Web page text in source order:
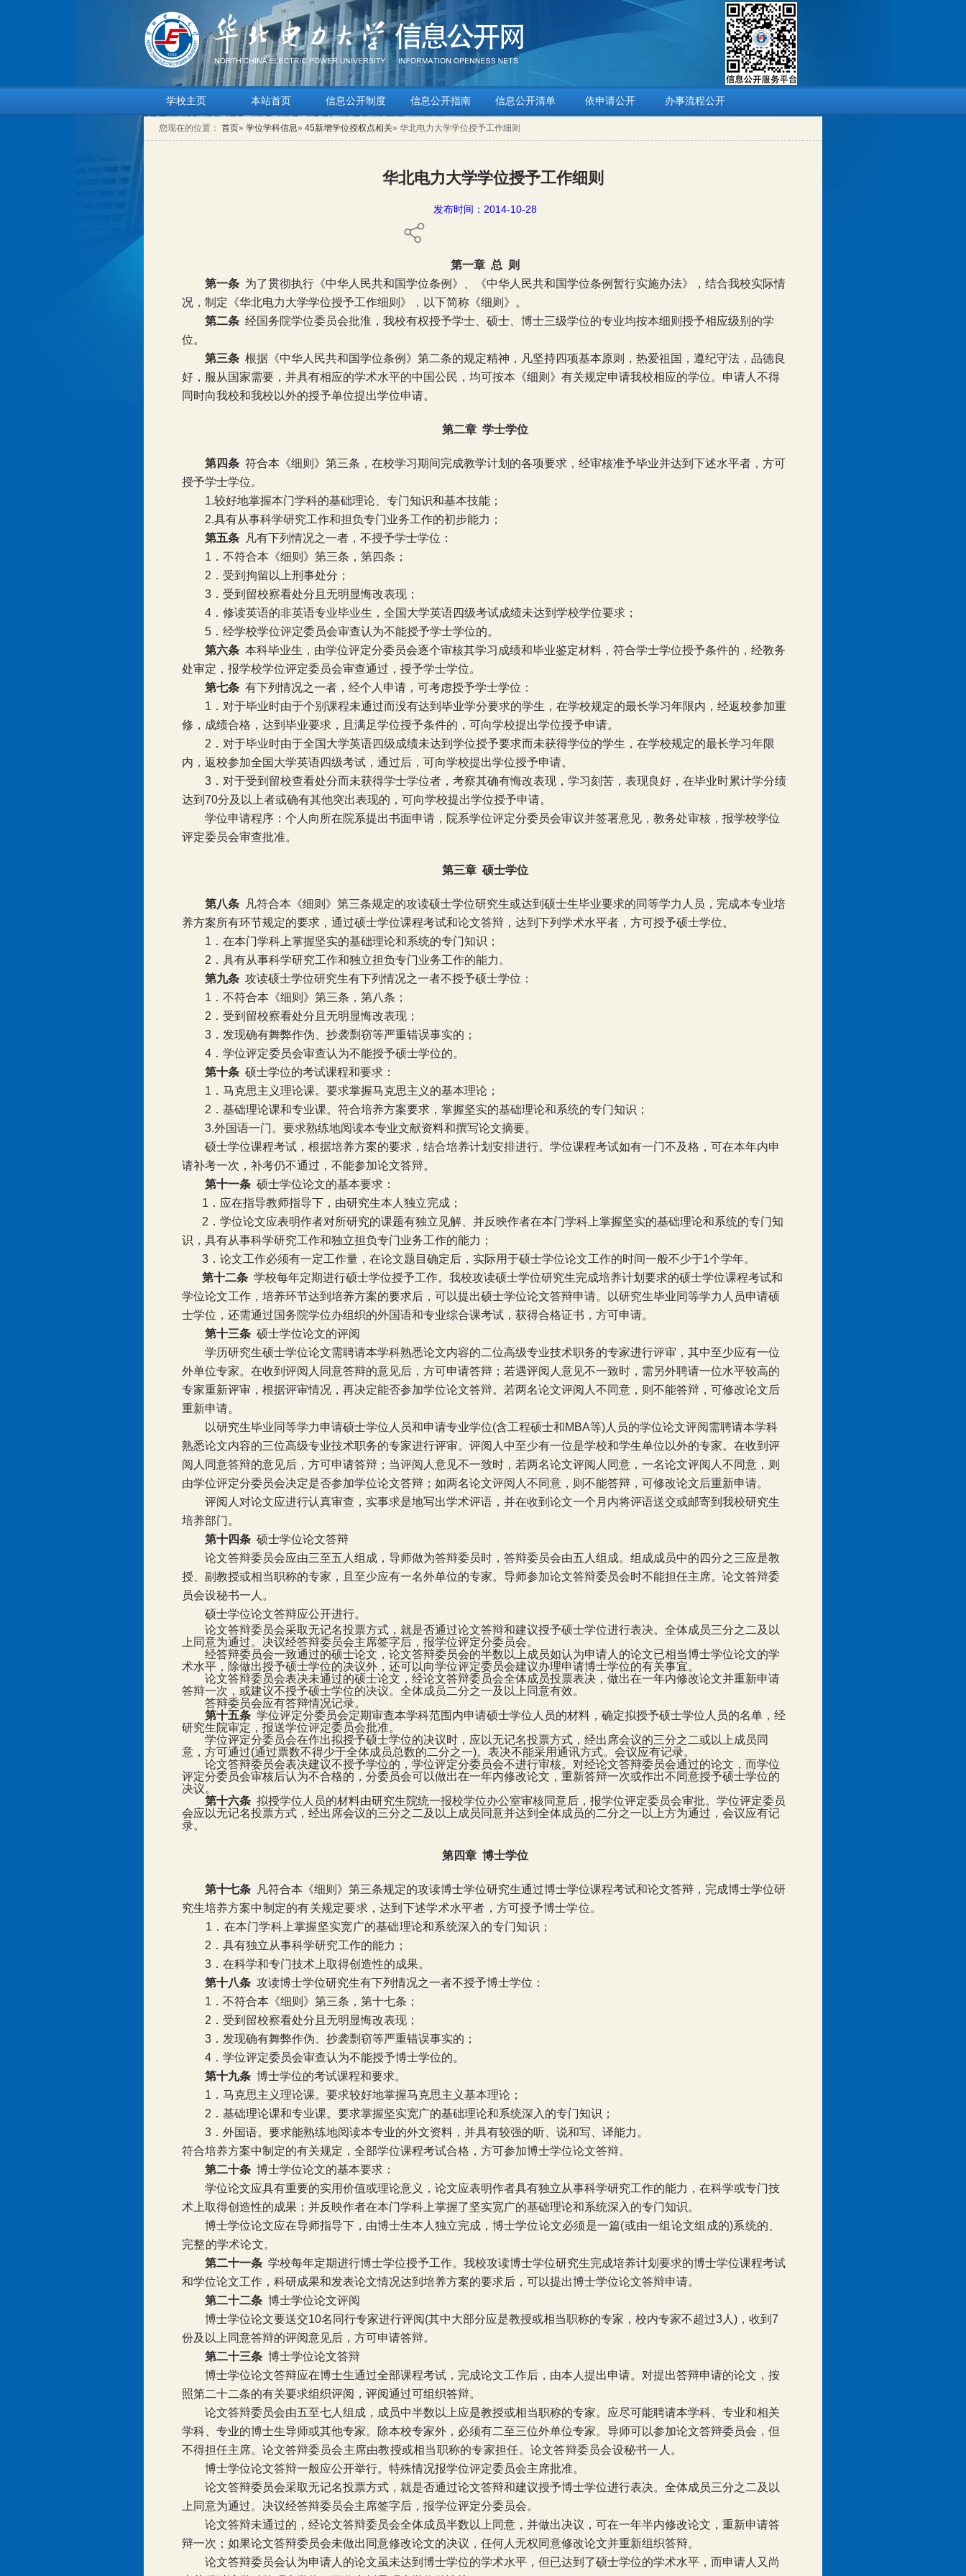
学校主页 本站首页 信息公开制度 信息公开指南 信息公开清单 依申请公开 办事流程公开
您现在的位置： 首页» 学位学科信息» 45新增学位授权点相关» 华北电力大学学位授予工作细则
华北电力大学学位授予工作细则
发布时间：2014-10-28
第一章 总
则
第一条 为了贯彻执行《中华人民共和国学位条例》、《中华人民共和国学位条例暂行实施办法》，结合我校实际情
况，制定《华北电力大学学位授予工作细则》，以下简称《细则》。
第二条 经国务院学位委员会批淮，我校有权授予学士、硕士、博士三级学位的专业均按本细则授予相应级别的学
位。
第三条 根据《中华人民共和国学位条例》第二条的规定精神，凡坚持四项基本原则，热爱祖国，遵纪守法，品德良
好，服从国家需要，并具有相应的学术水平的中国公民，均可按本《细则》有关规定申请我校相应的学位。申请人不得
同时向我校和我校以外的授予单位提出学位申请。
第二章 学士学位
第四条 符合本《细则》第三条，在校学习期间完成教学计划的各项要求，经审核准予毕业并达到下述水平者，方可
授予学士学位。
1.较好地掌握本门学科的基础理论、专门知识和基本技能；
2.具有从事科学研究工作和担负专门业务工作的初步能力；
第五条
凡有下列情况之一者，不授予学士学位：
1 ．不符合本《细则》第三条，第四条；
2 ．受到拘留以上刑事处分；
3 ．受到留校察看处分且无明显悔改表现；
4 ．修读英语的非英语专业毕业生，全国大学英语四级考试成绩未达到学校学位要求；
5 ．经学校学位评定委员会审查认为不能授予学士学位的。
第六条 本科毕业生，由学位评定分委员会逐个审核其学习成绩和毕业鉴定材料，符合学士学位授予条件的，经教务
处审定，报学校学位评定委员会审查通过，授予学士学位。
第七条 有下列情况之一者，经个人申请，可考虑授予学士学位：
1 ．对于毕业时由于个别课程未通过而没有达到毕业学分要求的学生，在学校规定的最长学习年限内，经返校参加重
修，成绩合格，达到毕业要求，且满足学位授予条件的，可向学校提出学位授予申请。
2 ．对于毕业时由于全国大学英语四级成绩未达到学位授予要求而未获得学位的学生，在学校规定的最长学习年限
内，返校参加全国大学英语四级考试，通过后，可向学校提出学位授予申请。
3 ．对于受到留校查看处分而未获得学士学位者，考察其确有悔改表现，学习刻苦，表现良好，在毕业时累计学分绩
达到 70分及以上者或确有其他突出表现的，可向学校提出学位授予申请。
学位申请程序：个人向所在院系提出书面申请，院系学位评定分委员会审议并签署意见，教务处审核，报学校学位
评定委员会审查批准。
第三章 硕士学位
第八条
凡符合本《细则》第三条规定的攻读硕士学位研究生或达到硕士生毕业要求的同等学力人员，完成本专业培
养方案所有环节规定的要求，通过硕士学位课程考试和论文答辩，达到下列学术水平者，方可授予硕士学位。
1 ．在本门学科上掌握坚实的基础理论和系统的专门知识；
2 ．具有从事科学研究工作和独立担负专门业务工作的能力。
第九条 攻读硕士学位研究生有下列情况之一者不授予硕士学位：
1 ．不符合本《细则》第三条，第八条；
2 ．受到留校察看处分且无明显悔改表现；
3 ．发现确有舞弊作伪、抄袭剽窃等严重错误事实的；
4 ．学位评定委员会审查认为不能授予硕士学位的。
第十条 硕士学位的考试课程和要求：
1 ．马克思主义理论课。要求掌握马克思主义的基本理论；
2 ．基础理论课和专业课。符合培养方案要求，掌握坚实的基础理论和系统的专门知识；
3.外国语一门。要求熟练地阅读本专业文献资料和撰写论文摘要。
硕士学位课程考试，根据培养方案的要求，结合培养计划安排进行。学位课程考试如有一门不及格，可在本年内申
请补考一次，补考仍不通过，不能参加论文答辩。
第十一条 硕士学位论文的基本要求：
1 ．应在指导教师指导下，由研究生本人独立完成；
2 ．学位论文应表明作者对所研究的课题有独立见解、并反映作者在本门学科上掌握坚实的基础理论和系统的专门知
识，具有从事科学研究工作和独立担负专门业务工作的能力；
3 ．论文工作必须有一定工作量，在论文题目确定后，实际用于硕士学位论文工作的时间一般不少于1个学年。
第十二条 学校每年定期进行硕士学位授予工作。我校攻读硕士学位研究生完成培养计划要求的硕士学位课程考试和
学位论文工作，培养环节达到培养方案的要求后，可以提出硕士学位论文答辩申请。以研究生毕业同等学力人员申请硕
士学位，还需通过国务院学位办组织的外国语和专业综合课考试，获得合格证书，方可申请。
第十三条 硕士学位论文的评阅
学历研究生硕士学位论文需聘请本学科熟悉论文内容的二位高级专业技术职务的专家进行评审，其中至少应有一位
外单位专家。在收到评阅人同意答辩的意见后，方可申请答辩；若遇评阅人意见不一致时，需另外聘请一位水平较高的
专家重新评审，根据评审情况，再决定能否参加学位论文答辩。若两名论文评阅人不同意，则不能答辩，可修改论文后
重新申请。
以研究生毕业同等学力申请硕士学位人员和申请专业学位(含工程硕士和MBA等) 人员的学位论文评阅需聘请本学科
熟悉论文内容的三位高级专业技术职务的专家进行评审。评阅人中至少有一位是学校和学生单位以外的专家。在收到评
阅人同意答辩的意见后，方可申请答辩；当评阅人意见不一致时，若两名论文评阅人同意，一名论文评阅人不同意，则
由学位评定分委员会决定是否参加学位论文答辩；如两名论文评阅人不同意，则不能答辩，可修改论文后重新申请。
评阅人对论文应进行认真审查，实事求是地写出学术评语，并在收到论文一个月内将评语送交或邮寄到我校研究生
培养部门。
第十四条 硕士学位论文答辩
论文答辩委员会应由三至五人组成，导师做为答辩委员时，答辩委员会由五人组成。组成成员中的四分之三应是教
授、副教授或相当职称的专家，且至少应有一名外单位的专家。导师参加论文答辩委员会时不能担任主席。论文答辩委
员会设秘书一人。
硕士学位论文答辩应公开进行。
论文答辩委员会采取无记名投票方式，就是否通过论文答辩和建议授予硕士学位进行表决。全体成员三分之二及以
上同意为通过。决议经答辩委员会主席签字后，报学位评定分委员会。
经答辩委员会一致通过的硕士论文，论文答辩委员会的半数以上成员如认为申请人的论文已相当博士学位论文的学
术水平，除做出授予硕士学位的决议外，还可以向学位评定委员会建议办理申请博士学位的有关事宜。
论文答辩委员会表决未通过的硕士论文，经论文答辩委员会全体成员投票表决，做出在一年内修改论文并重新申请
答辩一次，或建议不授予硕士学位的决议。全体成员二分之一及以上同意有效。
答辩委员会应有答辩情况记录。
第十五条 学位评定分委员会定期审查本学科范围内申请硕士学位人员的材料，确定拟授予硕士学位人员的名单，经
研究生院审定，报送学位评定委员会批准。
学位评定分委员会在作出拟授予硕士学位的决议时，应以无记名投票方式，经出席会议的三分之二或以上成员同
意，方可通过(通过票数不得少于全体成员总数的二分之一)。表决不能采用通讯方式。会议应有记录。
论文答辩委员会表决建议不授予学位的，学位评定分委员会不进行审核。对经论文答辩委员会通过的论文，而学位
评定分委员会审核后认为不合格的，分委员会可以做出在一年内修改论文，重新答辩一次或作出不同意授予硕士学位的
决议。
第十六条 拟授学位人员的材料由研究生院统一报校学位办公室审核同意后，报学位评定委员会审批。学位评定委员
会应以无记名投票方式，经出席会议的三分之二及以上成员同意并达到全体成员的二分之一以上方为通过，会议应有记
录。
第四章 博士学位
第十七条
凡符合本《细则》第三条规定的攻读博士学位研究生通过博士学位课程考试和论文答辩，完成博士学位研
究生培养方案中制定的有关规定要求，达到下述学术水平者，方可授予博士学位。
1 ．在本门学科上掌握坚实宽广的基础理论和系统深入的专门知识；
2 ．具有独立从事科学研究工作的能力；
3 ．在科学和专门技术上取得创造性的成果。
第十八条 攻读博士学位研究生有下列情况之一者不授予博士学位：
1 ．不符合本《细则》第三条，第十七条；
2 ．受到留校察看处分且无明显悔改表现；
3 ．发现确有舞弊作伪、抄袭剽窃等严重错误事实的；
4 ．学位评定委员会审查认为不能授予博士学位的。
第十九条 博士学位的考试课程和要求。
1 ．马克思主义理论课。要求较好地掌握马克思主义基本理论；
2 ．基础理论课和专业课。要求掌握坚实宽广的基础理论和系统深入的专门知识；
3 ．外国语。要求能熟练地阅读本专业的外文资料，并具有较强的听、说和写、译能力。
符合培养方案中制定的有关规定，全部学位课程考试合格，方可参加博士学位论文答辩。
第二十条 博士学位论文的基本要求：
学位论文应具有重要的实用价值或理论意义，论文应表明作者具有独立从事科学研究工作的能力，在科学或专门技
术上取得创造性的成果；并反映作者在本门学科上掌握了坚实宽广的基础理论和系统深入的专门知识。
博士学位论文应在导师指导下，由博士生本人独立完成，博士学位论文必须是一篇(或由一组论文组成的)系统的、
完整的学术论文。
第二十一条 学校每年定期进行博士学位授予工作。我校攻读博士学位研究生完成培养计划要求的博士学位课程考试
和学位论文工作，科研成果和发表论文情况达到培养方案的要求后，可以提出博士学位论文答辩申请。
第二十二条 博士学位论文评阅
博士学位论文要送交10名同行专家进行评阅(其中大部分应是教授或相当职称的专家，校内专家不超过3 人 ) ，收到 7
份及以上同意答辩的评阅意见后，方可申请答辩。
第二十三条 博士学位论文答辩
博士学位论文答辩应在博士生通过全部课程考试，完成论文工作后，由本人提出申请。对提出答辩申请的论文，按
照第二十二条的有关要求组织评阅，评阅通过可组织答辩。
论文答辩委员会由五至七人组成，成员中半数以上应是教授或相当职称的专家。应尽可能聘请本学科、专业和相关
学科、专业的博士生导师或其他专家。除本校专家外，必须有二至三位外单位专家。导师可以参加论文答辩委员会，但
不得担任主席。论文答辩委员会主席由教授或相当职称的专家担任。论文答辩委员会设秘书一人。
博士学位论文答辩一般应公开举行。特殊情况报学位评定委员会主席批准。
论文答辩委员会采取无记名投票方式，就是否通过论文答辩和建议授予博士学位进行表决。全体成员三分之二及以
上同意为通过。决议经答辩委员会主席签字后，报学位评定分委员会。
论文答辩未通过的，经论文答辩委员会全体成员半数以上同意，并做出决议，可在一年半内修改论文，重新申请答
辩一次；如果论文答辩委员会未做出同意修改论文的决议，任何人无权同意修改论文并重新组织答辩。
论文答辩委员会认为申请人的论文虽未达到博士学位的学术水平，但已达到了硕士学位的学术水平，而申请人又尚